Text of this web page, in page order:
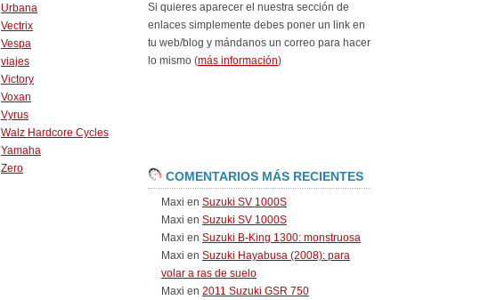
Urbana
Vectrix
Vespa
viajes
Victory
Voxan
Vyrus
Walz Hardcore Cycles
Yamaha
Zero
Si quieres aparecer el nuestra sección de
enlaces simplemente debes poner un link en
tu web/blog y mándanos un correo para hacer
lo mismo (más información)
COMENTARIOS MÁS RECIENTES
Maxi en Suzuki SV 1000S
Maxi en Suzuki SV 1000S
Maxi en Suzuki B-King 1300: monstruosa
Maxi en Suzuki Hayabusa (2008): para
volar a ras de suelo
Maxi en 2011 Suzuki GSR 750